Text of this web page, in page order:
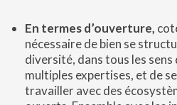
En termes d’ouverture,
nécessaire de bien se
diversité, dans tous les sens
multiples expertises, et de
travailler avec des